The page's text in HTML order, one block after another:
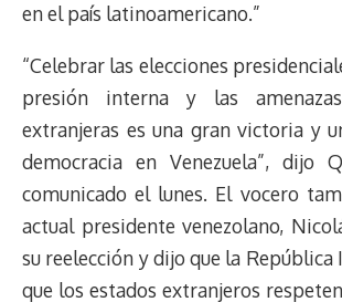
en el país latinoamericano.”
“Celebrar las elecciones
presión interna y las
extranjeras es una gran victoria y
democracia en Venezuela”, dijo
comunicado el lunes. El vocero
actual presidente venezolano,
su reelección y dijo que la República
que los estados extranjeros